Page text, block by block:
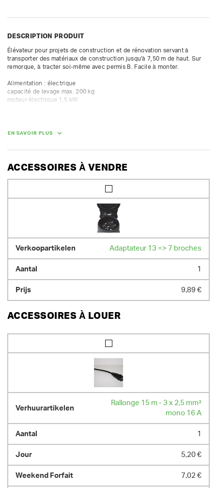
DESCRIPTION PRODUIT
Élévateur pour projets de construction et de rénovation servant à
transporter des matériaux de construction jusqu'à 7,50 m de haut. Sur
remorque, à tracter soi-même avec permis B. Facile à monter.
Alimentation : électrique
capacité de levage max. 200 kg
moteur électrique 1,5 kW
hauteur de déchargement 6,35 m
- incl. barre lumineuse
EN SAVOIR PLUS
ACCESSOIRES À VENDRE
Adaptateur 13 => 7 broches
1
9,89 €
ACCESSOIRES À LOUER
Rallonge 15 m - 3 x 2,5 mm²
mono 16 A
1
5,20 €
7,02 €